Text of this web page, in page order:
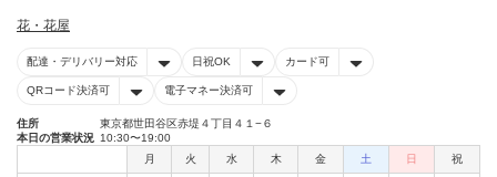
花・花屋
配達・デリバリー対応 日祝OK カード可
QRコード決済可 電子マネー決済可
住所
東京都世田谷区赤堤４丁目４１−６
本日の営業状況 10:30〜19:00
月
火 水 木 金 土 日 祝